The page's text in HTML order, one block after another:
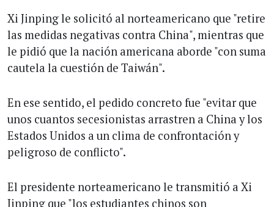
Xi Jinping le solicitó al norteamericano que "retire
las medidas negativas contra China", mientras que
le pidió que la nación americana aborde "con suma
cautela la cuestión de Taiwán".
En ese sentido, el pedido concreto fue "evitar que
unos cuantos secesionistas arrastren a China y los
Estados Unidos a un clima de confrontación y
peligroso de conflicto".
El presidente norteamericano le transmitió a Xi
Jinping que "los estudiantes chinos son